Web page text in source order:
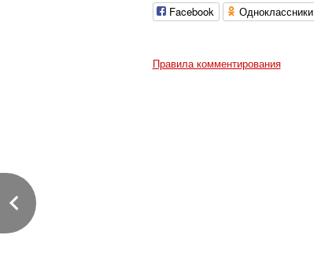
Facebook Одноклассники
Правила комментирования